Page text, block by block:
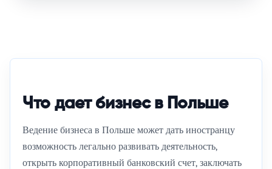
Одежда и аксессуары для школы и активного отдыха.
Открыть предложение 4F →
Что дает бизнес в Польше
Ведение бизнеса в Польше может дать иностранцу
возможность легально развивать деятельность,
открыть корпоративный банковский счет, заключать